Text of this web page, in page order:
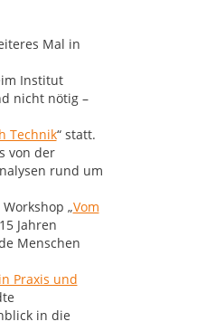
Mal in
Institut
nicht nötig –
Technik“ statt.
von der
rund um
„Vom
Jahren
Menschen
Praxis und
in die